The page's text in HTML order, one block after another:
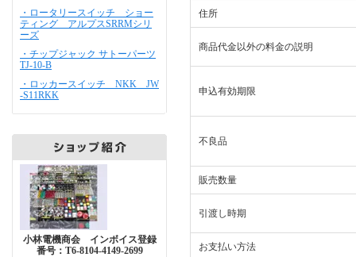
・ロータリースイッチ ショー
ティング アルプスSRRMシリ
ーズ
・チップジャック サトーパーツ
TJ-10-B
・ロッカースイッチ NKK JW
-S11RKK
小林電機商会 インボイス登録
番号：T6-8104-4149-2699
住所
商品代金以外の料金の説明
申込有効期限
不良品
販売数量
引渡し時期
お支払い方法